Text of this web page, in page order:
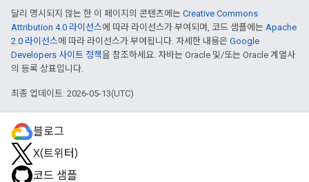
달리 명시되지 않는 한 이 페이지의 콘텐츠에는 Creative Commons
Attribution 4.0 라이선스에 따라 라이선스가 부여되며, 코드 샘플에는 Apache
2.0 라이선스에 따라 라이선스가 부여됩니다. 자세한 내용은 Google
Developers 사이트 정책을 참조하세요. 자바는 Oracle 및/또는 Oracle 계열사
의 등록 상표입니다.
최종 업데이트: 2026-05-13(UTC)
블로그
X(트위터)
코드 샘플